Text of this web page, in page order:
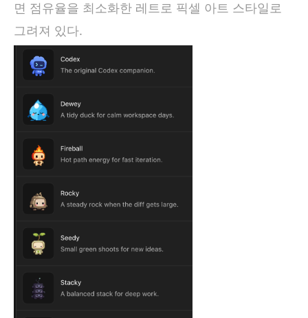
면 점유율을 최소화한 레트로 픽셀 아트 스타일로
그려져 있다.